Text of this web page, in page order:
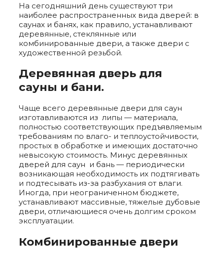
На сегодняшний день существуют три
наиболее распространенных вида дверей: в
саунах и банях, как правило, устанавливают
деревянные, стеклянные или
комбинированные двери, а также двери с
художественной резьбой.
Деревянная дверь для
сауны и бани.
Чаще всего деревянные двери для саун
изготавливаются из липы — материала,
полностью соответствующих предъявляемым
требованиям по влаго- и теплоустойчивости,
простых в обработке и имеющих достаточно
невысокую стоимость. Минус деревянных
дверей для саун и бань — периодически
возникающая необходимость их подтягивать
и подтесывать из-за разбухания от влаги.
Иногда, при неограниченном бюджете,
устанавливают массивные, тяжелые дубовые
двери, отличающиеся очень долгим сроком
эксплуатации.
Комбинированные двери